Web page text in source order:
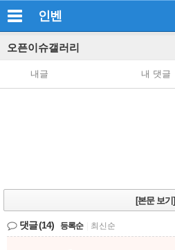
인벤
오픈이슈갤러리
내글 내 댓글
[본문 보기]
댓글(14) 등록순 최신순